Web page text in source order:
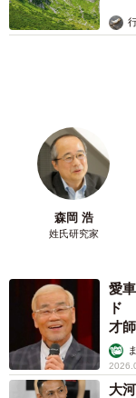
あるのに対して年
真剣な恋愛の相手と出
他方、「真剣な恋
した」人は15.3％
森岡 浩
姓氏研究家
愛
ド
才
大